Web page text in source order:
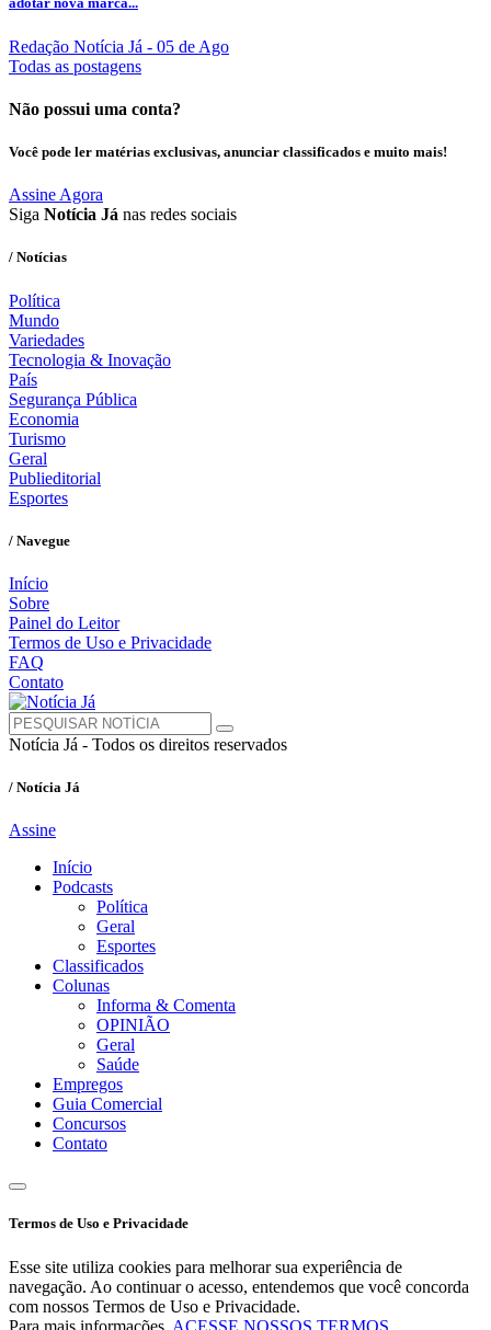
Redação Notícia Já - 05 de Ago
Todas as postagens
Não possui uma conta?
Você pode ler matérias exclusivas, anunciar classificados e muito mais!
Assine Agora
Siga Notícia Já nas redes sociais
/ Notícias
Política
Mundo
Variedades
Tecnologia & Inovação
País
Segurança Pública
Economia
Turismo
Geral
Publieditorial
Esportes
/ Navegue
Início
Sobre
Painel do Leitor
Termos de Uso e Privacidade
FAQ
Contato
Notícia Já - Todos os direitos reservados
/ Notícia Já
Assine
Início
Podcasts
Política
Geral
Esportes
Classificados
Colunas
Informa & Comenta
OPINIÃO
Geral
Saúde
Empregos
Guia Comercial
Concursos
Contato
Termos de Uso e Privacidade
Esse site utiliza cookies para melhorar sua experiência de
navegação. Ao continuar o acesso, entendemos que você concorda
com nossos Termos de Uso e Privacidade.
Para mais informações, ACESSE NOSSOS TERMOS